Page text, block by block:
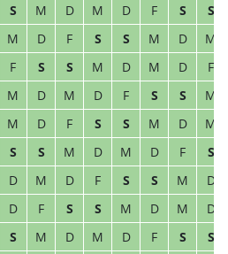
S M D M D F S
S
M D F S S M D
M
F S S M D M D
F
M D M D F S S
M
M D F S S M D
M
S S M D M D F
S
D M D F S S M
D
D F S S M D M
D
S M D M D F S
S